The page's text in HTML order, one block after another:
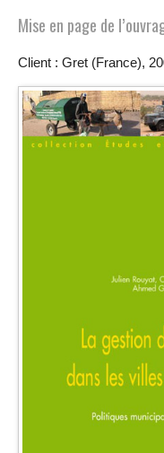
Mise en page de
Client : Gret (France),